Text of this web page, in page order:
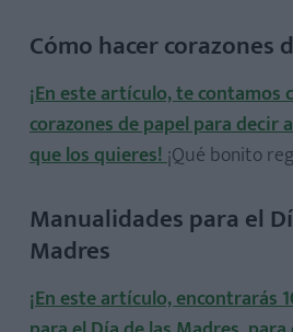
Cómo hacer corazones
¡En este artículo, te contamos
corazones de papel para decir
que los quieres!¡Qué bonito
Manualidades para el
Madres
¡En este artículo, encontrarás